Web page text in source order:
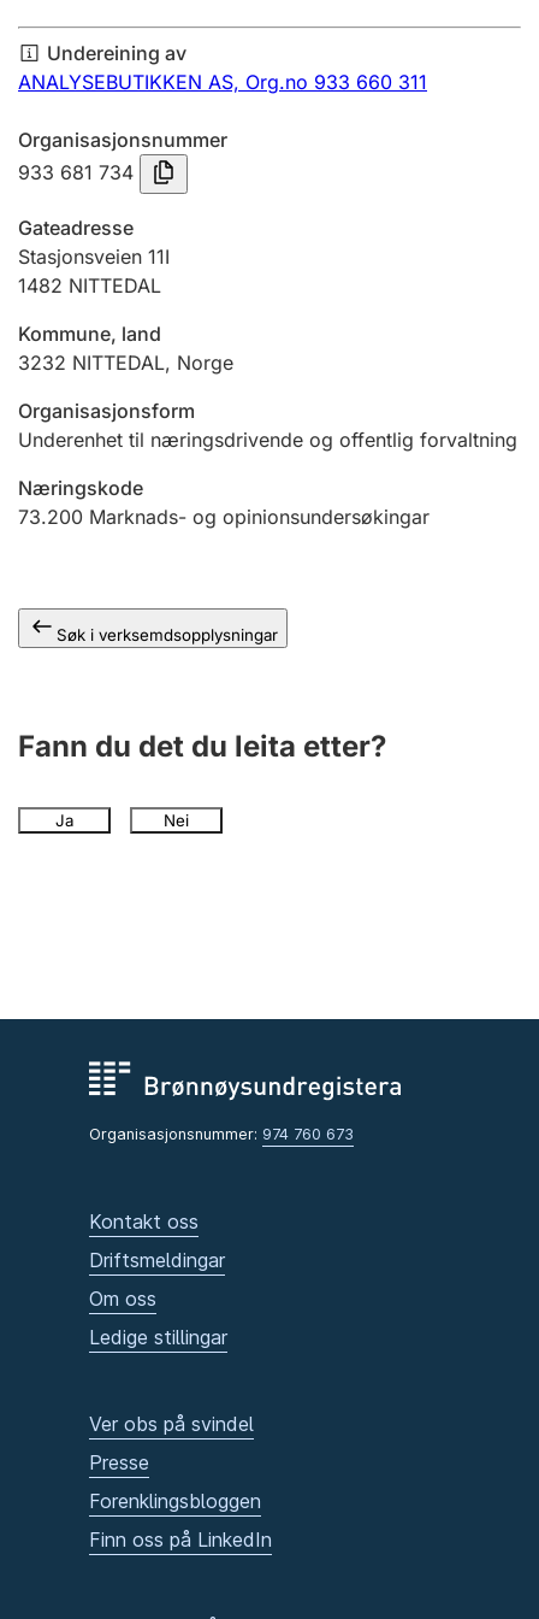
Årsrekneskap
Innsending og forseinkingsgebyr
Tinglysing
Jeger
Betaling og jegeravgiftskort
Ektepaktrettleiaren
Undereining av
ANALYSEBUTIKKEN AS, Org.no 933 660 311
Organisasjonsnummer
933 681 734
Gateadresse
Stasjonsveien 11I
1482 NITTEDAL
Kommune, land
3232 NITTEDAL, Norge
Organisasjonsform
Underenhet til næringsdrivende og offentlig forvaltning
Næringskode
73.200 Marknads- og opinionsundersøkingar
Søk i verksemdsopplysningar
Fann du det du leita etter?
Ja Nei
Organisasjonsnummer: 974 760 673
Kontakt oss
Driftsmeldingar
Om oss
Ledige stillingar
Ver obs på svindel
Presse
Forenklingsbloggen
Finn oss på LinkedIn